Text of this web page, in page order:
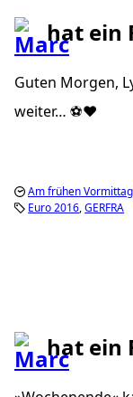
hat ein
Guten Morgen,
weiter… ⚽️❤️
Am frühen
Euro 2016 GERFRA
hat ein